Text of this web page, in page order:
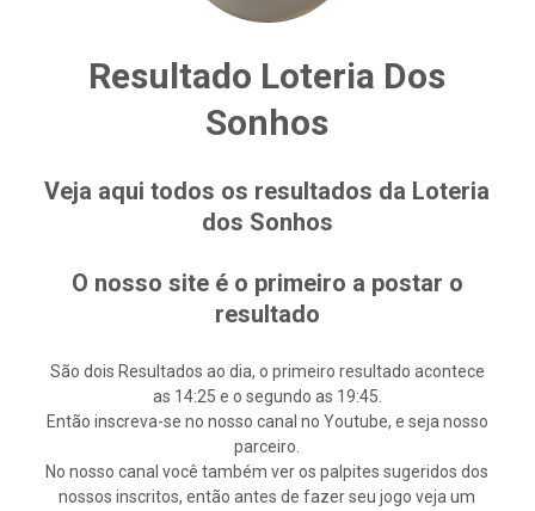
Resultado Loteria Dos
Sonhos
Veja aqui todos os resultados da Loteria
dos Sonhos
O nosso site é o primeiro a postar o
resultado
São dois Resultados ao dia, o primeiro resultado acontece
as 14:25 e o segundo as 19:45.
Então inscreva-se no nosso canal no Youtube, e seja nosso
parceiro.
No nosso canal você também ver os palpites sugeridos dos
nossos inscritos, então antes de fazer seu jogo veja um